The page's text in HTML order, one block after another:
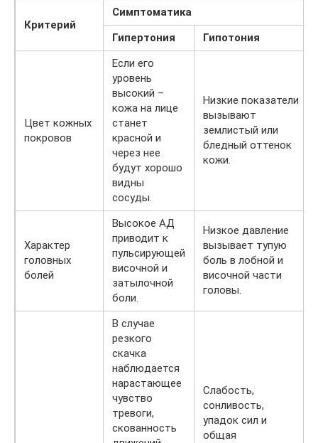
Критерий
Симптоматика
Гипертония
Гипотония
Цвет кожных
покровов
Если его
уровень
высокий –
кожа на лице
станет
красной и
через нее
будут хорошо
видны
сосуды.
Низкие показатели
вызывают
землистый или
бледный оттенок
кожи.
Характер
головных
болей
Высокое АД
приводит к
пульсирующей
височной и
затылочной
боли.
Низкое давление
вызывает тупую
боль в лобной и
височной части
головы.
В случае
резкого
скачка
наблюдается
нарастающее
чувство
тревоги,
скованность
Слабость,
сонливость,
упадок сил и
общая